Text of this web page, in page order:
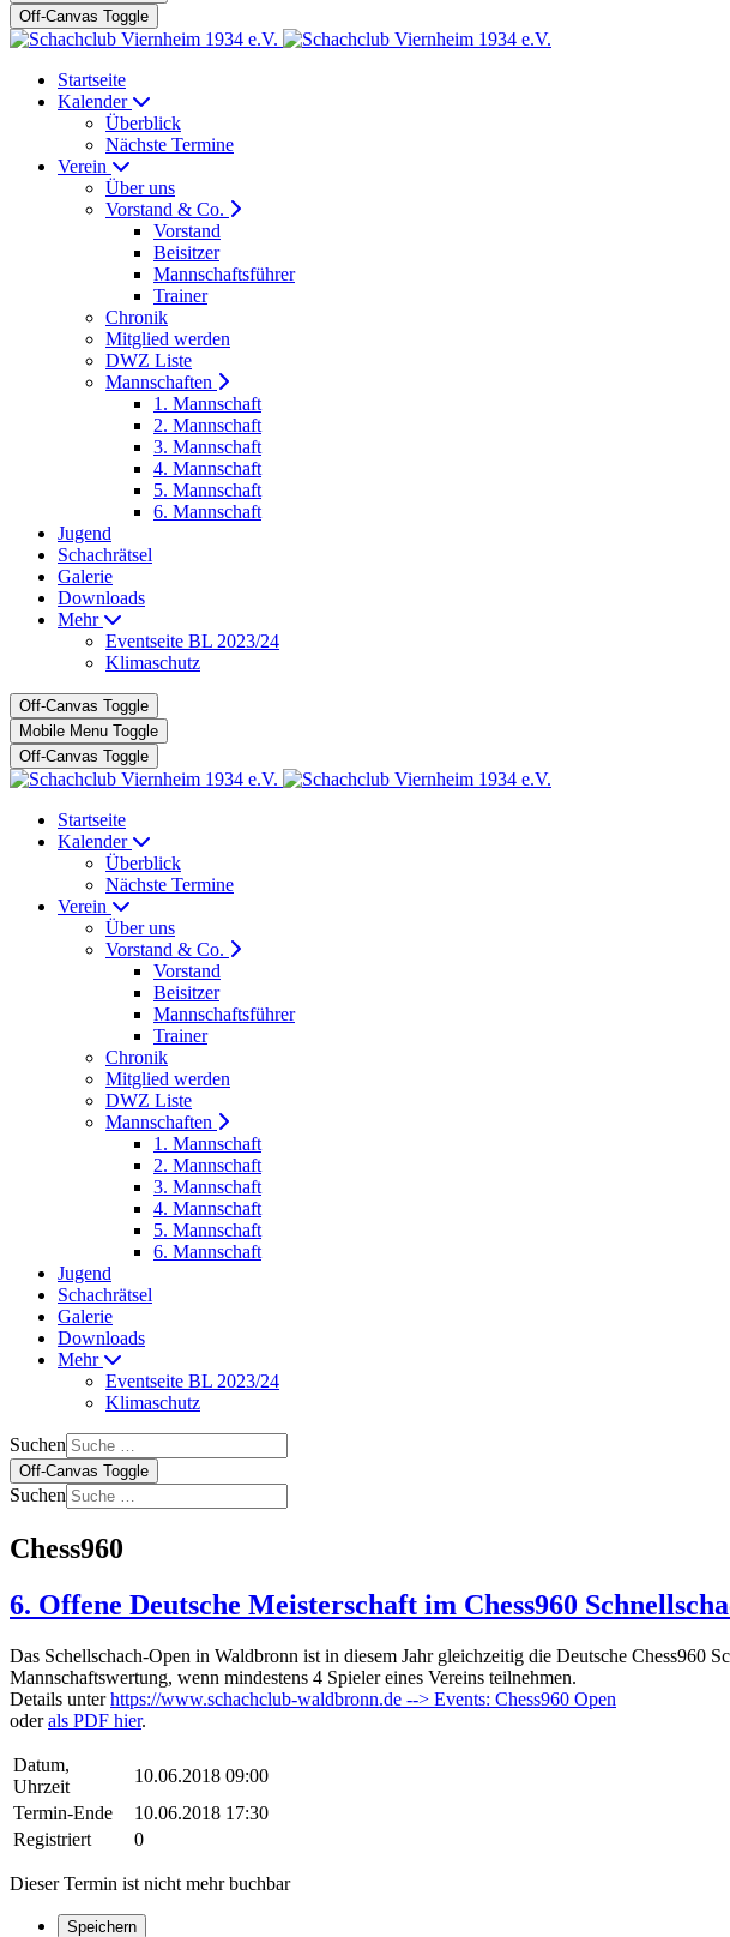
Off-Canvas Toggle
Startseite
Kalender
Überblick
Nächste Termine
Verein
Über uns
Vorstand & Co.
Vorstand
Beisitzer
Mannschaftsführer
Trainer
Chronik
Mitglied werden
DWZ Liste
Mannschaften
1. Mannschaft
2. Mannschaft
3. Mannschaft
4. Mannschaft
5. Mannschaft
6. Mannschaft
Jugend
Schachrätsel
Galerie
Downloads
Mehr
Eventseite BL 2023/24
Klimaschutz
Off-Canvas Toggle
Mobile Menu Toggle
Off-Canvas Toggle
Startseite
Kalender
Überblick
Nächste Termine
Verein
Über uns
Vorstand & Co.
Vorstand
Beisitzer
Mannschaftsführer
Trainer
Chronik
Mitglied werden
DWZ Liste
Mannschaften
1. Mannschaft
2. Mannschaft
3. Mannschaft
4. Mannschaft
5. Mannschaft
6. Mannschaft
Jugend
Schachrätsel
Galerie
Downloads
Mehr
Eventseite BL 2023/24
Klimaschutz
Suchen
Off-Canvas Toggle
Suchen
Chess960
6. Offene Deutsche Meisterschaft im Chess960
Das Schellschach-Open in Waldbronn ist in diesem Jahr gleichzeitig die Deutsche Chess960
Mannschaftswertung, wenn mindestens 4 Spieler eines Vereins teilnehmen.
Details unterhttps://www.schachclub-waldbronn.de --> Events: Chess960 Open
oderals PDF hier.
Datum,
Uhrzeit
10.06.2018 09:00
Termin-Ende
10.06.2018 17:30
Registriert
0
Dieser Termin ist nicht mehr buchbar
Speichern